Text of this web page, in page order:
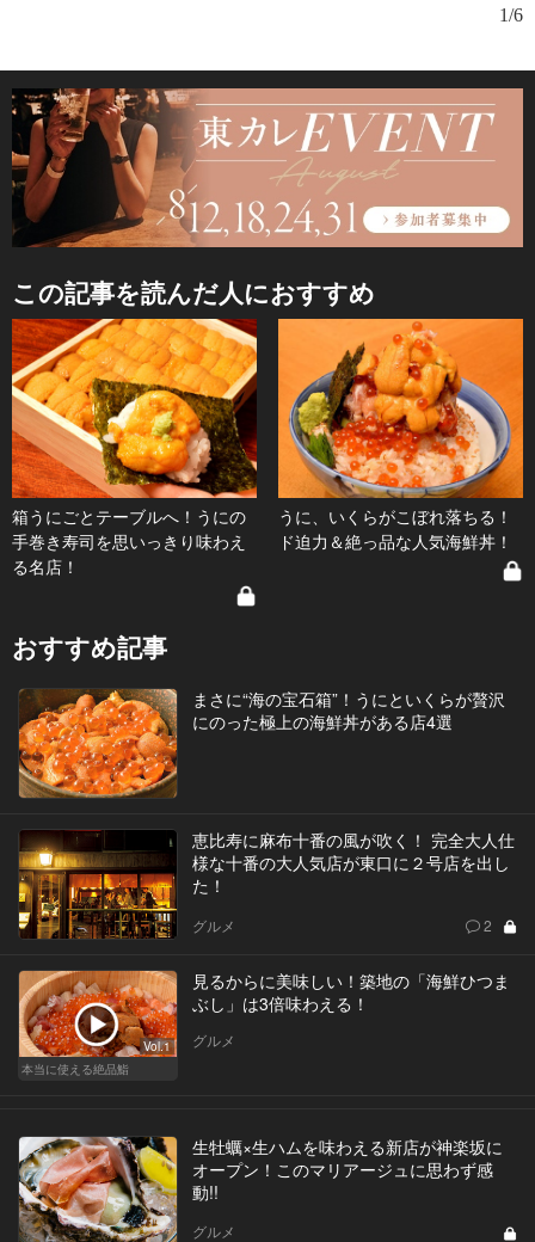
牡
1/6
この記事を読んだ人におすすめ
箱うにごとテーブルへ！うにの
手巻き寿司を思いっきり味わえ
る名店！
うに、いくらがこぼれ落ちる！
ド迫力＆絶っ品な人気海鮮丼！
おすすめ記事
まさに“海の宝石箱”！うにといくらが贅沢
にのった極上の海鮮丼がある店4選
恵比寿に麻布十番の風が吹く！ 完全大人仕
様な十番の大人気店が東口に２号店を出し
た！
グルメ 2
Vol.1
本当に使える絶品鮨
見るからに美味しい！築地の「海鮮ひつま
ぶし」は3倍味わえる！
グルメ
生牡蠣×生ハムを味わえる新店が神楽坂に
オープン！このマリアージュに思わず感
動!!
グルメ